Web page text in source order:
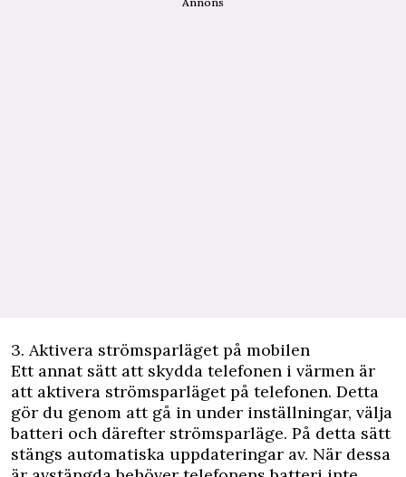
3. Aktivera strömsparläget på mobilen
Ett annat sätt att skydda telefonen i värmen är
att aktivera strömsparläget på telefonen. Detta
gör du genom att gå in under inställningar, välja
batteri och därefter strömsparläge. På detta sätt
stängs automatiska uppdateringar av. När dessa